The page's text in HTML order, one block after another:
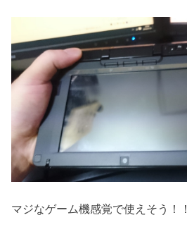
マジなゲーム機感覚で使えそう！！